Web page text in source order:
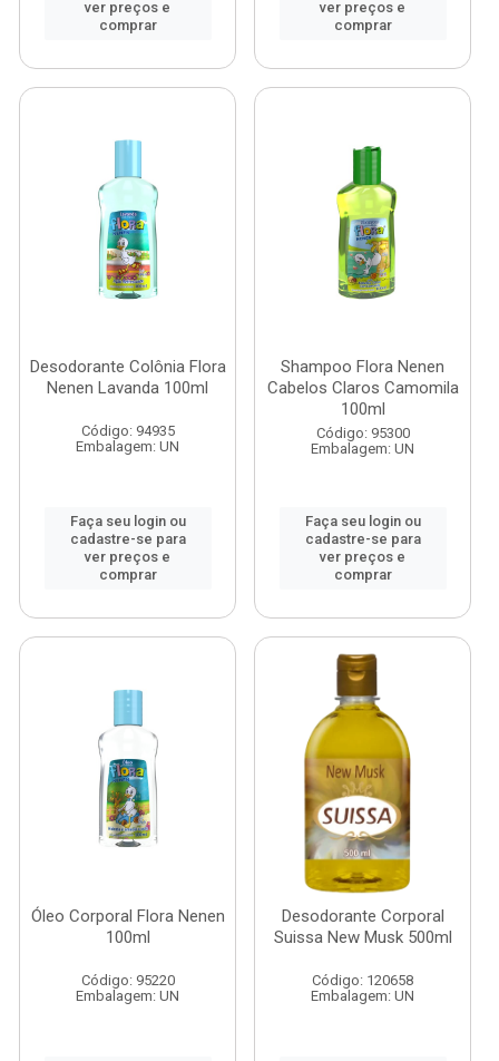
ver preços e
comprar
ver preços e
comprar
Desodorante Colônia Flora
Nenen Lavanda 100ml
Código: 94935
Embalagem: UN
Faça seu login ou
cadastre-se para
ver preços e
comprar
Shampoo Flora Nenen
Cabelos Claros Camomila
100ml
Código: 95300
Embalagem: UN
Faça seu login ou
cadastre-se para
ver preços e
comprar
Óleo Corporal Flora Nenen
100ml
Código: 95220
Embalagem: UN
Desodorante Corporal
Suissa New Musk 500ml
Código: 120658
Embalagem: UN